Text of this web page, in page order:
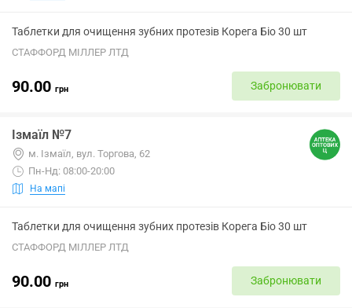
Таблетки для очищення зубних протезів Корега Біо 30 шт
СТАФФОРД МІЛЛЕР ЛТД
90.00 грн Забронювати
Ізмаїл №7
м. Ізмаїл, вул. Торгова, 62
Пн-Нд: 08:00-20:00
На мапі
Таблетки для очищення зубних протезів Корега Біо 30 шт
СТАФФОРД МІЛЛЕР ЛТД
90.00 грн Забронювати